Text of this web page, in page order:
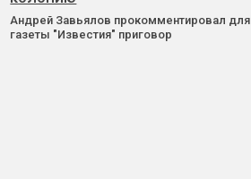
Андрей Завьялов прокомментировал для
газеты "Известия" приговор